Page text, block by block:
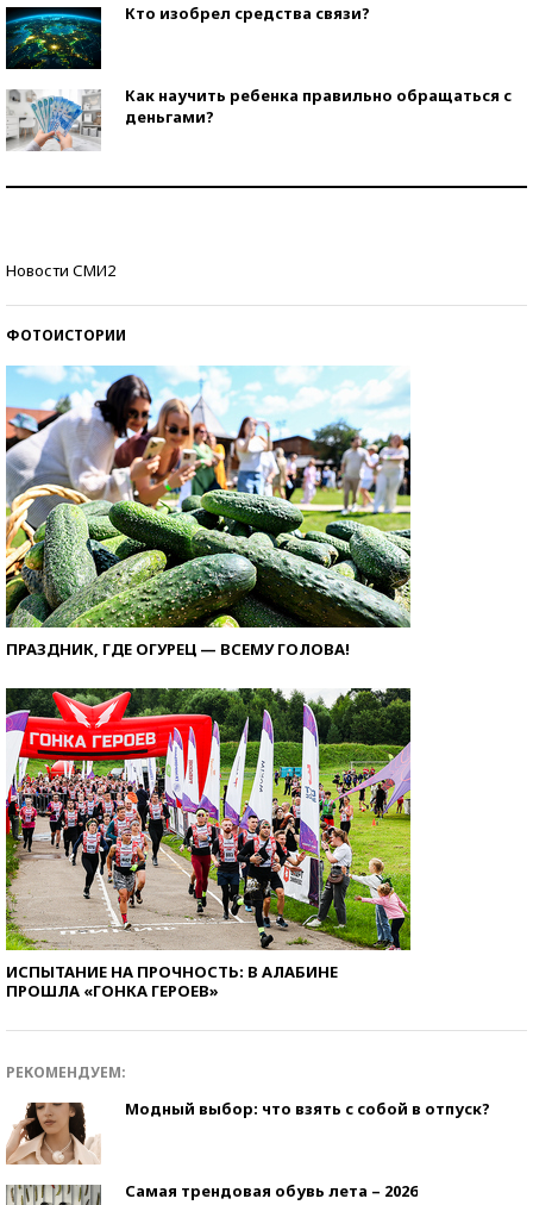
Кто изобрел средства связи?
Как научить ребенка правильно обращаться с
деньгами?
Новости СМИ2
ФОТОИСТОРИИ
ПРАЗДНИК, ГДЕ ОГУРЕЦ — ВСЕМУ ГОЛОВА!
ИСПЫТАНИЕ НА ПРОЧНОСТЬ: В АЛАБИНЕ
ПРОШЛА «ГОНКА ГЕРОЕВ»
РЕКОМЕНДУЕМ:
Модный выбор: что взять с собой в отпуск?
Самая трендовая обувь лета – 2026